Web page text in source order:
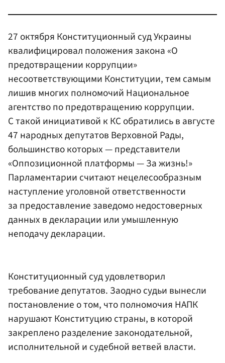
27 октября Конституционный суд Украины
квалифицировал положения закона «О
предотвращении коррупции»
несоответствующими Конституции, тем самым
лишив многих полномочий Национальное
агентство по предотвращению коррупции.
С такой инициативой к КС обратились в августе
47 народных депутатов Верховной Рады,
большинство которых — представители
«Оппозиционной платформы — За жизнь!»
Парламентарии считают нецелесообразным
наступление уголовной ответственности
за предоставление заведомо недостоверных
данных в декларации или умышленную
неподачу декларации.
Конституционный суд удовлетворил
требование депутатов. Заодно судьи вынесли
постановление о том, что полномочия НАПК
нарушают Конституцию страны, в которой
закреплено разделение законодательной,
исполнительной и судебной ветвей власти.